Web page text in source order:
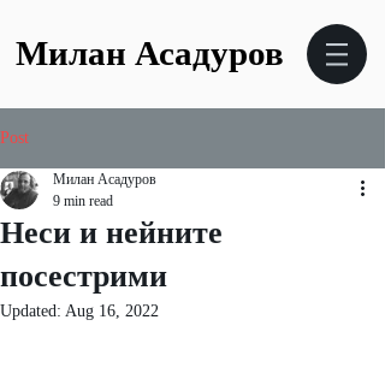
Милан Асадуров
Post
Неси и нейните
посестрими
Милан Асадуров
9 min read
Updated: Aug 16, 2022